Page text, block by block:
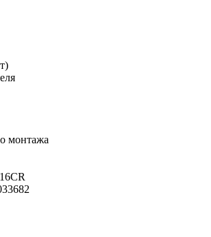
монтажа